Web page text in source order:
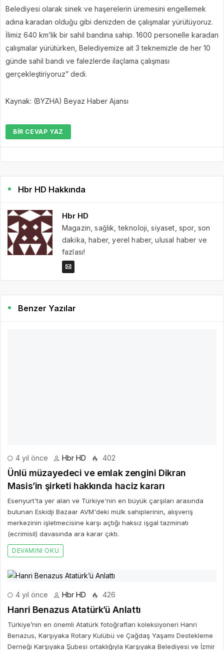
Belediyesi olarak sinek ve haşerelerin üremesini engellemek
adına karadan olduğu gibi denizden de çalışmalar yürütüyoruz.
İlimiz 640 km’lik bir sahil bandına sahip. 1600 personelle karadan
çalışmalar yürütürken, Belediyemize ait 3 teknemizle de her 10
günde sahil bandı ve falezlerde ilaçlama çalışması
gerçekleştiriyoruz” dedi.
Kaynak: (BYZHA) Beyaz Haber Ajansı
BIR CEVAP YAZ
Hbr HD Hakkında
Hbr HD
Magazin, sağlık, teknoloji, siyaset, spor, son
dakika, haber, yerel haber, ulusal haber ve
fazlası!
Benzer Yazılar
4 yıl önce Hbr HD 402
Ünlü müzayedeci ve emlak zengini Dikran
Masis’in şirketi hakkında haciz kararı
Esenyurt'ta yer alan ve Türkiye'nin en büyük çarşıları arasında
bulunan Eskidji Bazaar AVM'deki mülk sahiplerinin, alışveriş
merkezinin işletmecisine karşı açtığı haksız işgal tazminatı
(ecrimisil) davasında ara karar çıktı.
DEVAMINI OKU
4 yıl önce Hbr HD 426
Hanri Benazus Atatürk’ü Anlattı
Türkiye’nin en önemli Atatürk fotoğrafları koleksiyoneri Hanri
Benazus, Karşıyaka Rotary Kulübü ve Çağdaş Yaşamı Destekleme
Derneği Karşıyaka Şubesi ortaklığıyla Karşıyaka Belediyesi ve İzmir